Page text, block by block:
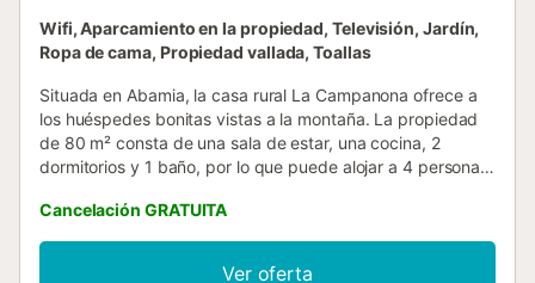
Wifi, Aparcamiento en la propiedad, Televisión, Jardín,
Ropa de cama, Propiedad vallada, Toallas
Situada en Abamia, la casa rural La Campanona ofrece a
los huéspedes bonitas vistas a la montaña. La propiedad
de 80 m² consta de una sala de estar, una cocina, 2
dormitorios y 1 baño, por lo que puede alojar a 4 personas.
lavadora y secadora. También hay una cuna disponible.
Este alojamiento no ofrece: aire acondicionado. Este
alquiler de vacaciones ofrece una zona exterior privada
Cancelación GRATUITA
Ver oferta